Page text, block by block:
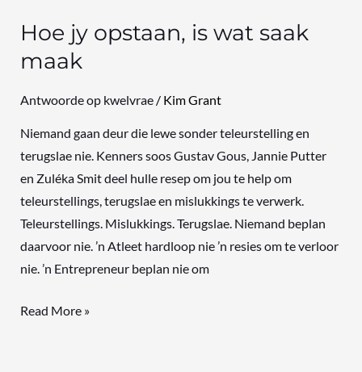
Hoe jy opstaan, is wat saak
maak
Antwoorde op kwelvrae/ Kim Grant
Niemand gaan deur die lewe sonder teleurstelling en
terugslae nie. Kenners soos Gustav Gous, Jannie Putter
en Zuléka Smit deel hulle resep om jou te help om
teleurstellings, terugslae en mislukkings te verwerk.
Teleurstellings. Mislukkings. Terugslae. Niemand beplan
daarvoor nie. ’n Atleet hardloop nie ’n resies om te verloor
nie. ’n Entrepreneur beplan nie om
Read More »